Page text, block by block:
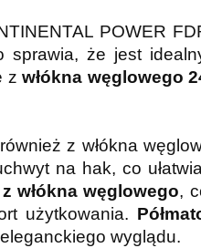
POWER
sprawia, że jest
zwłókna węglowego
z włókna
na hak, co
włókna węglowego,
użytkowania.
wyglądu.